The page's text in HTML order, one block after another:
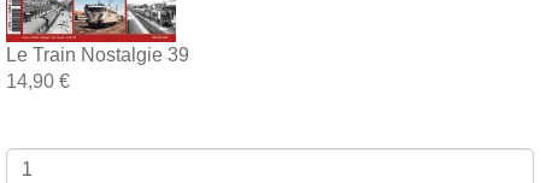
Le Train Nostalgie 39
14,90 €